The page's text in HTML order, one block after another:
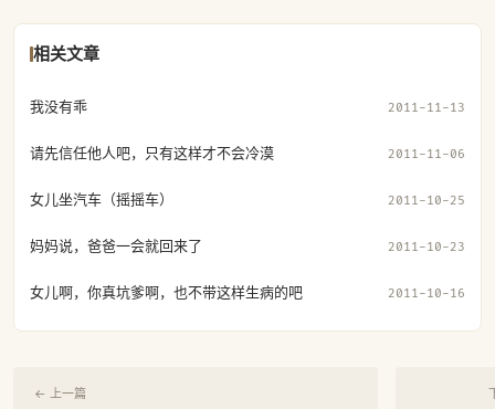
相关文章
我没有乖 2011-11-13
请先信任他人吧，只有这样才不会冷漠 2011-11-06
女儿坐汽车（摇摇车） 2011-10-25
妈妈说，爸爸一会就回来了 2011-10-23
女儿啊，你真坑爹啊，也不带这样生病的吧 2011-10-16
← 上一篇